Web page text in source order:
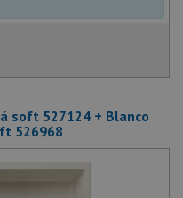
soft 527124 + Blanco
526968